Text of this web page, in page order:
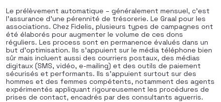
Le prélèvement automatique – généralement mensuel, c’est
l’assurance d’une pérennité de trésorerie. Le Graal pour les
associations. Chez Fidelis, plusieurs types de campagnes ont
été élaborés pour augmenter le volume de ces dons
réguliers. Les process sont en permanence évalués dans un
but d’optimisation. Ils s’appuient sur le média téléphone bien
sûr mais incluent aussi des courriers postaux, des médias
digitaux (SMS, vidéo, e-mailing) et des outils de paiement
sécurisés et performants. Ils s’appuient surtout sur des
hommes et des femmes compétents, notamment des agents
expérimentés appliquant rigoureusement les procédures de
prises de contact, encadrés par des consultants aguerris.